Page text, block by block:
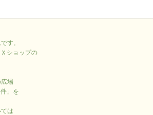
す。
ショップの
場
」を
は